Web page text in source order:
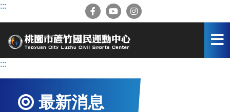
跳
容
:::
:::
最新消息